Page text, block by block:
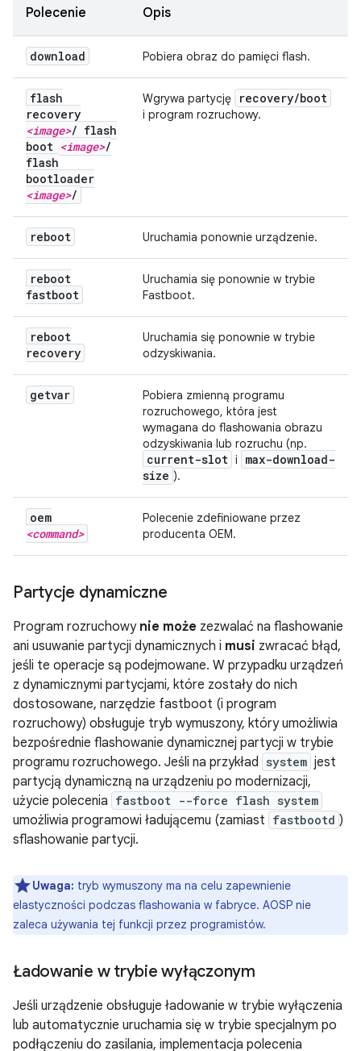
Polecenie Opis
download Pobiera obraz do pamięci flash.
flash
recovery
<image>/ flash
boot <image>/
flash
bootloader
<image>/
Wgrywa partycję recovery/boot
i program rozruchowy.
reboot Uruchamia ponownie urządzenie.
reboot
fastboot
Uruchamia się ponownie w trybie
Fastboot.
reboot
recovery
Uruchamia się ponownie w trybie
odzyskiwania.
getvar
Pobiera zmienną programu
rozruchowego, która jest
wymagana do flashowania obrazu
odzyskiwania lub rozruchu (np.
current-slot i
max-download-
size ).
oem
<command>
Polecenie zdefiniowane przez
producenta OEM.
Partycje dynamiczne
Program rozruchowy nie może zezwalać na flashowanie
ani usuwanie partycji dynamicznych i musi zwracać błąd,
jeśli te operacje są podejmowane. W przypadku urządzeń
z dynamicznymi partycjami, które zostały do nich
dostosowane, narzędzie fastboot (i program
rozruchowy) obsługuje tryb wymuszony, który umożliwia
bezpośrednie flashowanie dynamicznej partycji w trybie
programu rozruchowego. Jeśli na przykład system jest
partycją dynamiczną na urządzeniu po modernizacji,
użycie polecenia fastboot --force flash system
umożliwia programowi ładującemu (zamiast fastbootd )
sflashowanie partycji.
Uwaga: tryb wymuszony ma na celu zapewnienie
elastyczności podczas flashowania w fabryce. AOSP nie
zaleca używania tej funkcji przez programistów.
Ładowanie w trybie wyłączonym
Jeśli urządzenie obsługuje ładowanie w trybie wyłączenia
lub automatycznie uruchamia się w trybie specjalnym po
podłączeniu do zasilania, implementacja polecenia